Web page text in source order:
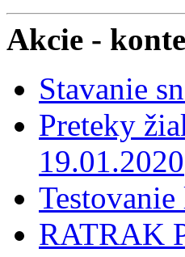
Akcie -
Stavanie
Preteky
19.01.2020
RATRAK